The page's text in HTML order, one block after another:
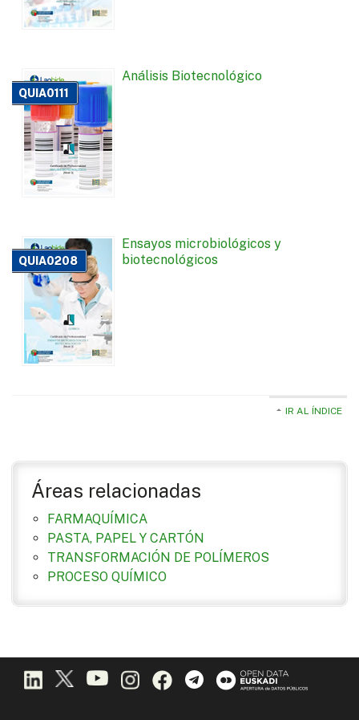
QUIA0111
Análisis Biotecnológico
QUIA0208
Ensayos microbiológicos y
biotecnológicos
IR AL ÍNDICE
Áreas relacionadas
FARMAQUÍMICA
PASTA, PAPEL Y CARTÓN
TRANSFORMACIÓN DE POLÍMEROS
PROCESO QUÍMICO